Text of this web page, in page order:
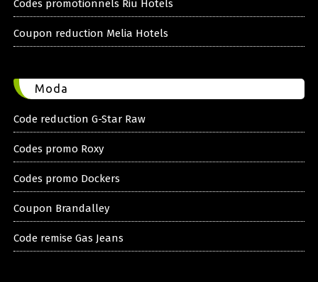
Codes promotionnels Riu Hotels
Coupon reduction Melia Hotels
Moda
Code reduction G-Star Raw
Codes promo Roxy
Codes promo Dockers
Coupon Brandalley
Code remise Gas Jeans